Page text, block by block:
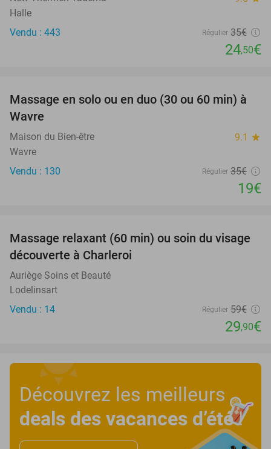
Halle
Vendu : 443
Régulier 35€
24,50€
46%
Massage en solo ou en duo (30 ou 60 min) à
Wavre
Maison du Bien-être 9.1 star
Wavre
Vendu : 130
Régulier 35€
19€
49%
Massage relaxant (60 min) ou soin du visage
découverte à Charleroi
Auriège Soins et Beauté
Lodelinsart
Vendu : 14
Régulier 59€
29,90€
Découvrez les meilleurs
deals des vacances d’été!